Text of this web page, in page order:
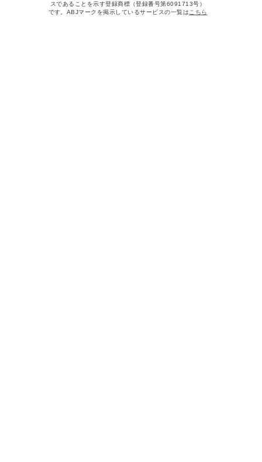
スであることを示す登録商標（登録番号第6091713号）
です。ABJマークを掲示しているサービスの一覧は こちら